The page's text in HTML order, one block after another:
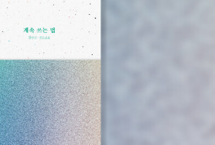
천 대상 : 삶의 방향을 다시 찾고 싶은 분
어 삶의 길을 알려준다.핵심 내용 :저자
었던 삶의 지혜를 현대인의 삶과 연결해
기 쉬운 문체로 구성되어 있으며 실천할
럽게 전합니다.미움받을 용기저자 : 기시
판사 : 인플루엔셜(주)추천 대상 : 타인의
분핵심 요약 : 행복은 타인의 평가가 아니